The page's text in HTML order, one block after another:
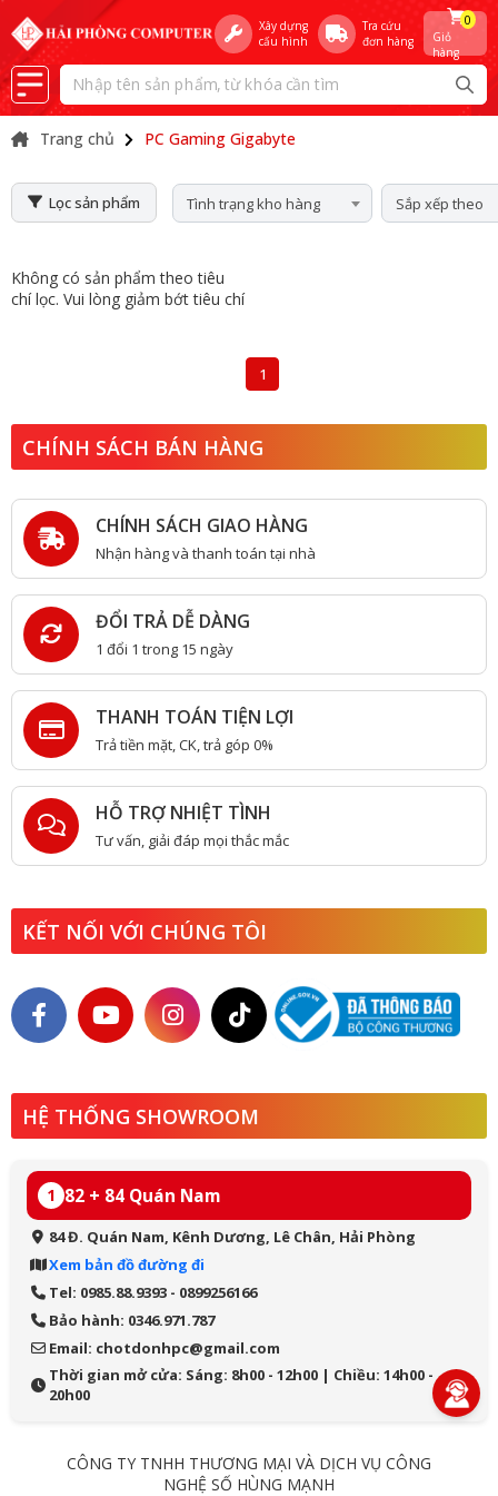
Xây dựng
cấu hình
Tra cứu
đơn hàng
Giỏ
hàng
0
Trang chủ PC Gaming Gigabyte
Lọc sản phẩm Tình trạng kho hàng Sắp xếp theo
Không có sản phẩm theo tiêu
chí lọc. Vui lòng giảm bớt tiêu chí
1
CHÍNH SÁCH BÁN HÀNG
CHÍNH SÁCH GIAO HÀNG
Nhận hàng và thanh toán tại nhà
ĐỔI TRẢ DỄ DÀNG
1 đổi 1 trong 15 ngày
THANH TOÁN TIỆN LỢI
Trả tiền mặt, CK, trả góp 0%
HỖ TRỢ NHIỆT TÌNH
Tư vấn, giải đáp mọi thắc mắc
KẾT NỐI VỚI CHÚNG TÔI
HỆ THỐNG SHOWROOM
1 82 + 84 Quán Nam
84 Đ. Quán Nam, Kênh Dương, Lê Chân, Hải Phòng
Xem bản đồ đường đi
Tel: 0985.88.9393 - 0899256166
Bảo hành: 0346.971.787
Email: chotdonhpc@gmail.com
Thời gian mở cửa: Sáng: 8h00 - 12h00 | Chiều: 14h00 -
20h00
CÔNG TY TNHH THƯƠNG MẠI VÀ DỊCH VỤ CÔNG
NGHỆ SỐ HÙNG MẠNH